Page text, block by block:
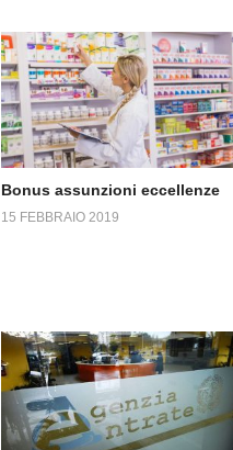
Bonus assunzioni eccellenze
15 FEBBRAIO 2019